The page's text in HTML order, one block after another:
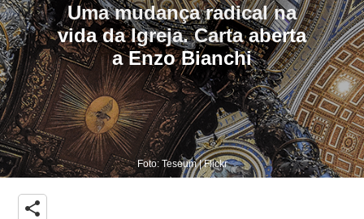
Uma mudança radical na
vida da Igreja. Carta aberta
a Enzo Bianchi
Foto: Teseum | Flickr
share